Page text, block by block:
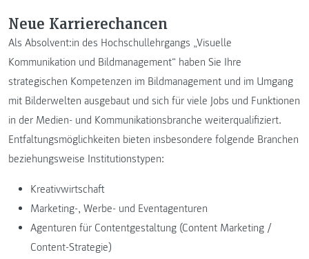
Neue Karrierechancen
Als Absolvent:in des Hochschullehrgangs „Visuelle
Kommunikation und Bildmanagement“ haben Sie Ihre
strategischen Kompetenzen im Bildmanagement und im Umgang
mit Bilderwelten ausgebaut und sich für viele Jobs und Funktionen
in der Medien- und Kommunikationsbranche weiterqualifiziert.
Entfaltungsmöglichkeiten bieten insbesondere folgende Branchen
beziehungsweise Institutionstypen:
Kreativwirtschaft
Marketing-, Werbe- und Eventagenturen
Agenturen für Contentgestaltung (Content Marketing /
Content-Strategie)